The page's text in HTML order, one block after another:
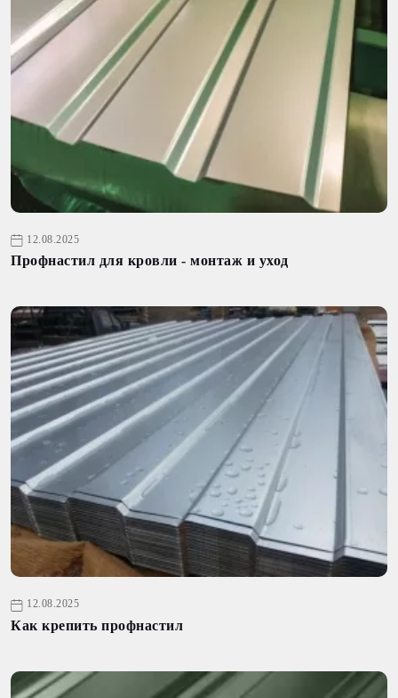
12.08.2025
Профнастил для кровли - монтаж и уход
12.08.2025
Как крепить профнастил